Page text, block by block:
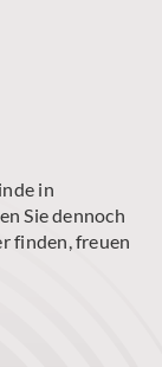
in
Sie dennoch
finden, freuen